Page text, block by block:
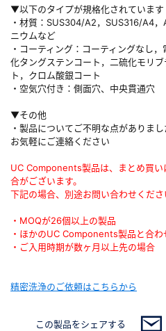
▼以下のタイプが規格化されています
・材質：SUS304/A2，SUS316/A4
ニウムなど
・コーティング：コーティングなし
化タングステンコート，二硫化モリ
ト，クロム酸銀コート
・空気穴付き：側面穴、中央貫通穴
▼その他
・製品についてご不明な点がありま
お気軽にご連絡ください
UC Components製品は、まとめ買
合がございます。
下記の場合、別途お問い合わせくださ
・MOQが26個以上の製品
・ほかのUC Components製品と合
・ご入用時期が数ヶ月以上先の場合
精密洗浄のご依頼はこちらから
この製品をシェアする